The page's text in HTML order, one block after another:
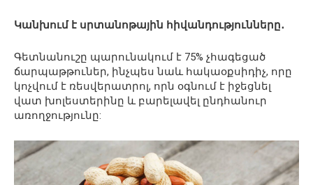
Կանխում է սրտանոթային հիվանդությունները․
Գետնանուշը պարունակում է 75% չհագեցած
ճարպաթթուներ, ինչպես նաև հակաօքսիդիչ, որը
կոչվում է ռեսվերատրոլ, որն օգնում է իջեցնել
վատ խոլեստերինը և բարելավել ընդհանուր
առողջությունը: